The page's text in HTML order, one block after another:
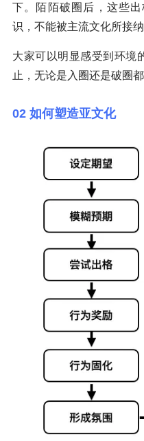
下。陌陌破圈后，这些
识，不能被主流文化所接纳
大家可以明显感受到环境
止，无论是入圈还是破圈
02 如何塑造亚文化